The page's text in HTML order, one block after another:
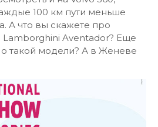
100 км пути меньше
А что вы скажете про
Aventador? Еще
такой модели? А в Женеве